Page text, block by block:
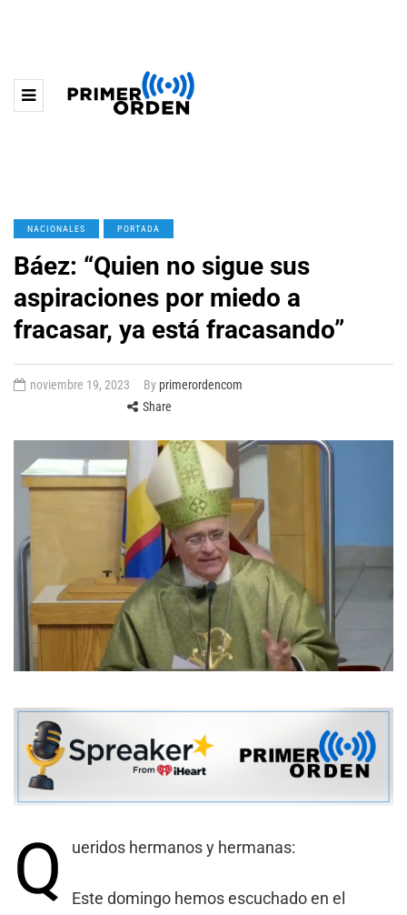
NACIONALES PORTADA
Báez: “Quien no sigue sus
aspiraciones por miedo a
fracasar, ya está fracasando”
noviembre 19, 2023 By primerordencom
Share
Q ueridos hermanos y hermanas:
Este domingo hemos escuchado en el